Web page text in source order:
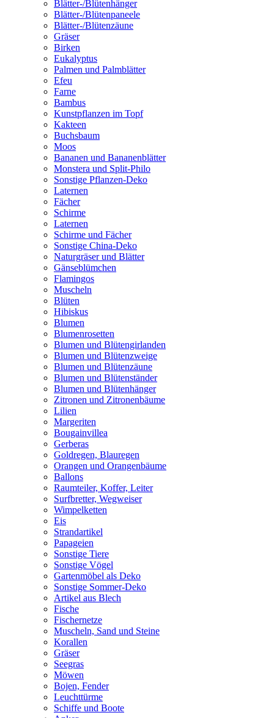
Blätter-/Blütenhänger
Blätter-/Blütenpaneele
Blätter-/Blütenzäune
Gräser
Birken
Eukalyptus
Palmen und Palmblätter
Efeu
Farne
Bambus
Kunstpflanzen im Topf
Kakteen
Buchsbaum
Moos
Bananen und Bananenblätter
Monstera und Split-Philo
Sonstige Pflanzen-Deko
Laternen
Fächer
Schirme
Laternen
Schirme und Fächer
Sonstige China-Deko
Naturgräser und Blätter
Gänseblümchen
Flamingos
Muscheln
Blüten
Hibiskus
Blumen
Blumenrosetten
Blumen und Blütengirlanden
Blumen und Blütenzweige
Blumen und Blütenzäune
Blumen und Blütenständer
Blumen und Blütenhänger
Zitronen und Zitronenbäume
Lilien
Margeriten
Bougainvillea
Gerberas
Goldregen, Blauregen
Orangen und Orangenbäume
Ballons
Raumteiler, Koffer, Leiter
Surfbretter, Wegweiser
Wimpelketten
Eis
Strandartikel
Papageien
Sonstige Tiere
Sonstige Vögel
Gartenmöbel als Deko
Sonstige Sommer-Deko
Artikel aus Blech
Fische
Fischernetze
Muscheln, Sand und Steine
Korallen
Gräser
Seegras
Möwen
Bojen, Fender
Leuchttürme
Schiffe und Boote